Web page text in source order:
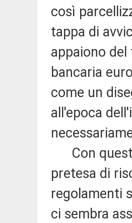
così
tappa di
appaiono
bancaria
come un
all'epoca
Con
pretesa di
regolamenti
ci sembra